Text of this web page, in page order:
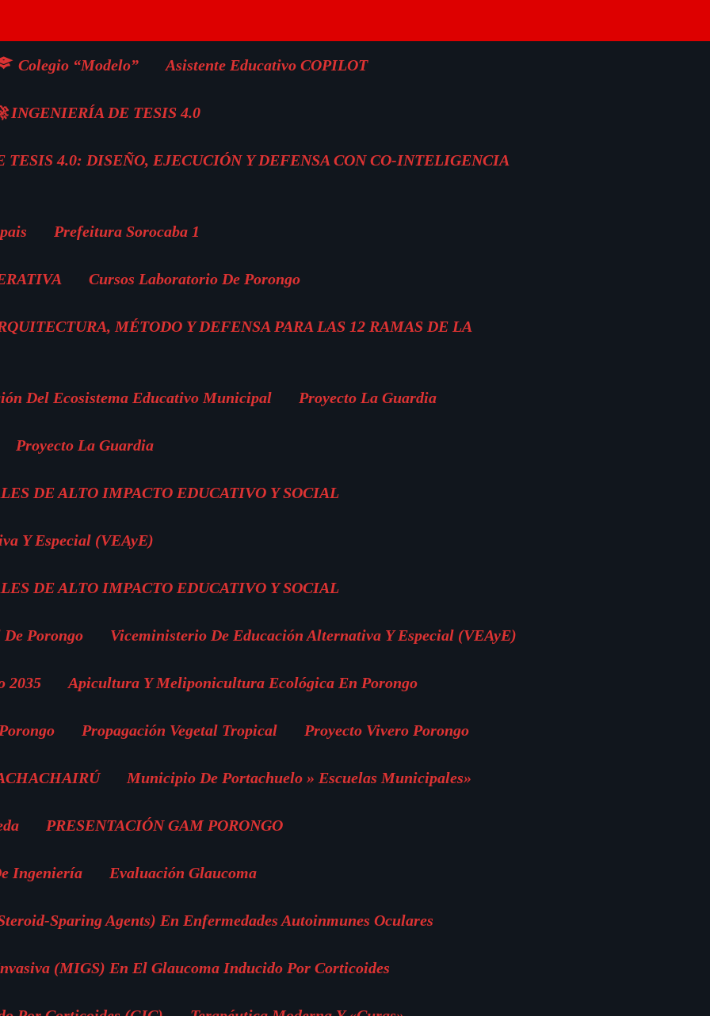
Colegio “Modelo” Asistente Educativo COPILOT
INGENIERÍA DE TESIS 4.0
4.0: DISEÑO, EJECUCIÓN Y DEFENSA CON CO-INTELIGENCIA
Prefeitura Sorocaba 1
Cursos Laboratorio De Porongo
MÉTODO Y DEFENSA PARA LAS 12 RAMAS DE LA
Del Ecosistema Educativo Municipal Proyecto La Guardia
Proyecto La Guardia
DE ALTO IMPACTO EDUCATIVO Y SOCIAL
Y Especial (VEAyE)
DE ALTO IMPACTO EDUCATIVO Y SOCIAL
Porongo Viceministerio De Educación Alternativa Y Especial (VEAyE)
2035 Apicultura Y Meliponicultura Ecológica En Porongo
Propagación Vegetal Tropical Proyecto Vivero Porongo
Municipio De Portachuelo » Escuelas Municipales»
PRESENTACIÓN GAM PORONGO
Ingeniería Evaluación Glaucoma
Sparing Agents) En Enfermedades Autoinmunes Oculares
(MIGS) En El Glaucoma Inducido Por Corticoides